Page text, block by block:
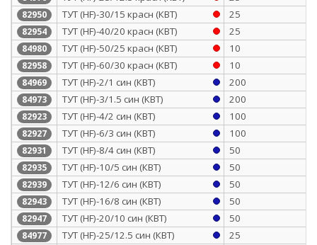
82950 ТУТ (HF)-30/15 красн (КВТ) 25
82954 ТУТ (HF)-40/20 красн (КВТ) 25
84980 ТУТ (HF)-50/25 красн (КВТ) 10
82958 ТУТ (HF)-60/30 красн (КВТ) 10
84969 ТУТ (HF)-2/1 син (КВТ) 200
84973 ТУТ (HF)-3/1.5 син (КВТ) 200
82923 ТУТ (HF)-4/2 син (КВТ) 100
82927 ТУТ (HF)-6/3 син (КВТ) 100
82931 ТУТ (HF)-8/4 син (КВТ) 50
82935 ТУТ (HF)-10/5 син (КВТ) 50
82939 ТУТ (HF)-12/6 син (КВТ) 50
82943 ТУТ (HF)-16/8 син (КВТ) 50
82947 ТУТ (HF)-20/10 син (КВТ) 50
84977 ТУТ (HF)-25/12.5 син (КВТ) 25